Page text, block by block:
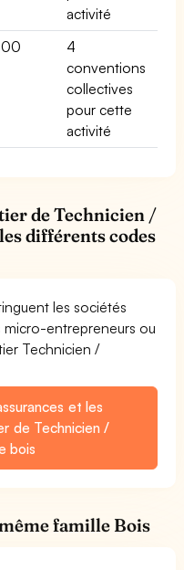
activité
4
conventions
collectives
pour cette
activité
de Technicien /
différents codes
les sociétés
micro-entrepreneurs ou
Technicien /
et les
de Technicien /
bois
famille Bois